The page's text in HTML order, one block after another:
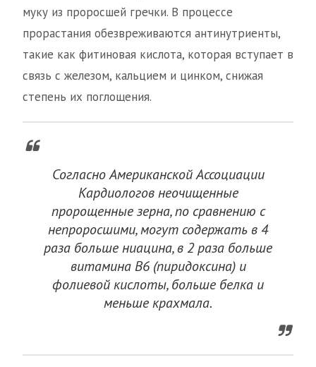
муку из проросшей гречки. В процессе
прорастания обезвреживаются антинутриенты,
такие как фитиновая кислота, которая вступает в
связь с железом, кальцием и цинком, снижая
степень их поглощения.
Согласно Американской Ассоциации
Кардиологов неочищенные
пророщенные зерна, по сравнению с
непроросшими, могут содержать в 4
раза больше ниацина, в 2 раза больше
витамина B6 (пиридоксина) и
фолиевой кислоты, больше белка и
меньше крахмала.